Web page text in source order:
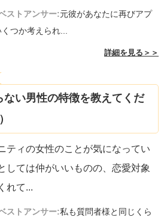
ストアンサー:元彼があなたに再びアプ
つか考えられ...
詳細を見る＞＞
ない男性の特徴を教えてくだ
ティの女性のことが気になってい
しては仲がいいものの、恋愛対象
れて...
ストアンサー:私も質問者様と同じくら